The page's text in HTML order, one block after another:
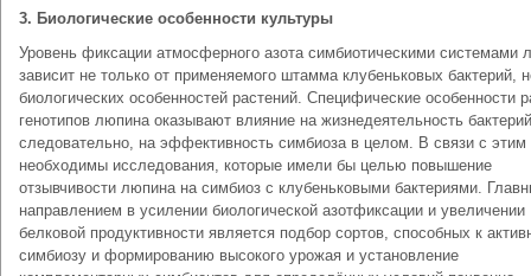
3. Биологические особенности культуры
Уровень фиксации атмосферного азота симбиотическими системами
зависит не только от применяемого штамма клубеньковых бактерий,
биологических особенностей растений. Специфические особенности
генотипов люпина оказывают влияние на жизнедеятельность
следовательно, на эффективность симбиоза в целом. В связи с этим
необходимы исследования, которые имели бы целью повышение
отзывчивости люпина на симбиоз с клубеньковыми бактериями.
направлением в усилении биологической азотфиксации и увеличении
белковой продуктивности является подбор сортов, способных к
симбиозу и формированию высокого урожая и установление